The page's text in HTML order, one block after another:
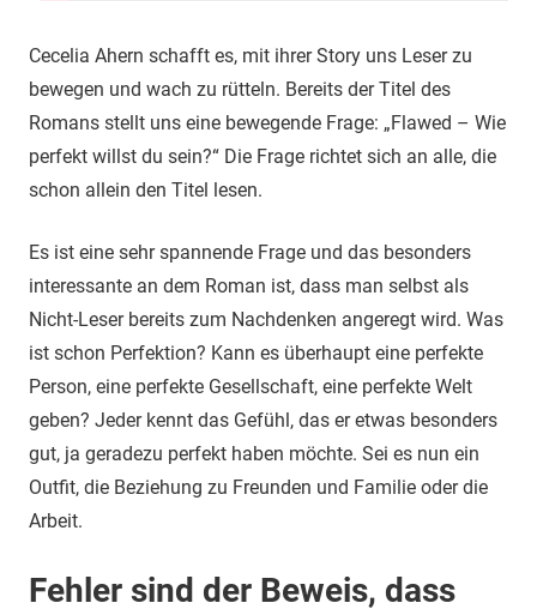
Cecelia Ahern schafft es, mit ihrer Story uns Leser zu
bewegen und wach zu rütteln. Bereits der Titel des
Romans stellt uns eine bewegende Frage: „Flawed – Wie
perfekt willst du sein?“ Die Frage richtet sich an alle, die
schon allein den Titel lesen.
Es ist eine sehr spannende Frage und das besonders
interessante an dem Roman ist, dass man selbst als
Nicht-Leser bereits zum Nachdenken angeregt wird. Was
ist schon Perfektion? Kann es überhaupt eine perfekte
Person, eine perfekte Gesellschaft, eine perfekte Welt
geben? Jeder kennt das Gefühl, das er etwas besonders
gut, ja geradezu perfekt haben möchte. Sei es nun ein
Outfit, die Beziehung zu Freunden und Familie oder die
Arbeit.
Fehler sind der Beweis, dass